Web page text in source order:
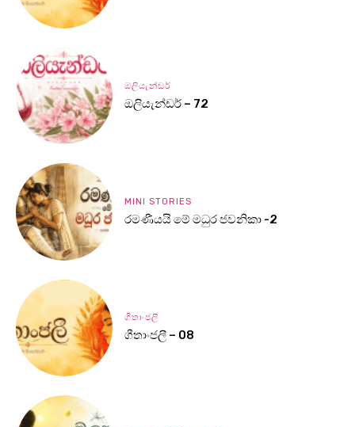
ඔලියැන්ඩර්
ඔලියැන්ඩර් – 72
MINI STORIES
රමණීයයි මේ මධුර ජවනිකා -2
ගීතාංජලී
ගීතාංජලී – 08